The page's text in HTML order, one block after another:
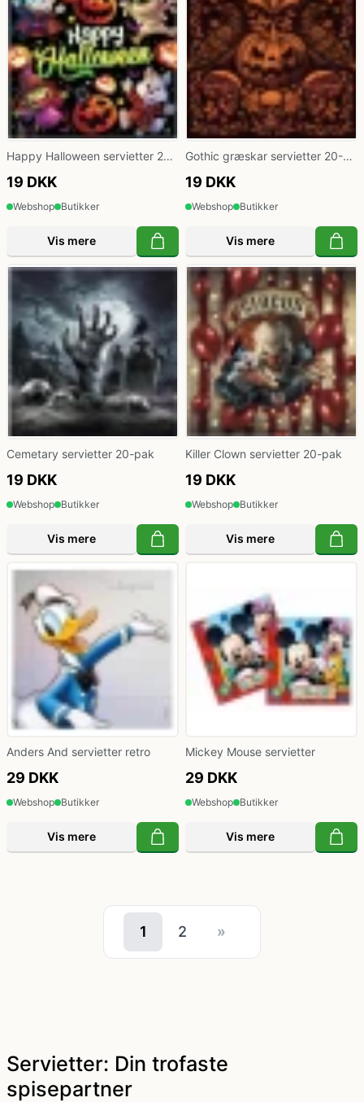
Happy Halloween servietter 20-
19 DKK
Webshop Butikker
Vis mere
Gothic græskar servietter 20-
19 DKK
Webshop Butikker
Vis mere
Cemetary servietter 20-pak
19 DKK
Webshop Butikker
Vis mere
Killer Clown servietter 20-pak
19 DKK
Webshop Butikker
Vis mere
Anders And servietter retro
29 DKK
Webshop Butikker
Vis mere
Mickey Mouse servietter
29 DKK
Webshop Butikker
Vis mere
1 2 »
Servietter: Din trofaste
spisepartner